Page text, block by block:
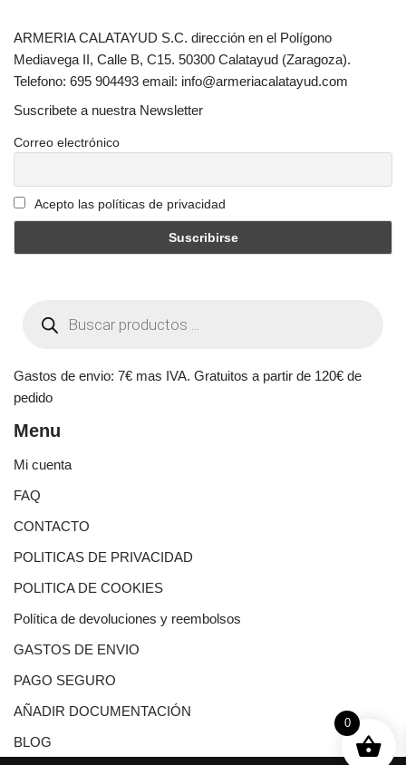
ARMERIA CALATAYUD S.C. dirección en el Polígono
Mediavega II, Calle B, C15. 50300 Calatayud (Zaragoza).
Telefono: 695 904493 email: info@armeriacalatayud.com
Suscribete a nuestra Newsletter
Correo electrónico
Acepto las políticas de privacidad
Gastos de envio: 7€ mas IVA. Gratuitos a partir de 120€ de
pedido
Menu
Mi cuenta
FAQ
CONTACTO
POLITICAS DE PRIVACIDAD
POLITICA DE COOKIES
Política de devoluciones y reembolsos
GASTOS DE ENVIO
PAGO SEGURO
AÑADIR DOCUMENTACIÓN
BLOG
0